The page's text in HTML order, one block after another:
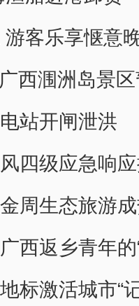
客乐享惬意
西涠洲岛景
站开闸泄洪
四级应急响
周生态旅游
西返乡青年的
标激活城市“